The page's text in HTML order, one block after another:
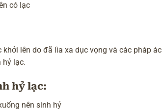
có lạc
lên do đã lìa xa dục vọng và các pháp
hỷ lạc.
hỷ lạc:
nên sinh hỷ